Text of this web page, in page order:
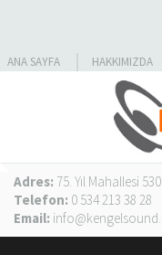
ANA SAYFA HAKKIMIZDA
Adres: 75. Yıl Mahallesi
Telefon: 0 534 213 38 28
Email: